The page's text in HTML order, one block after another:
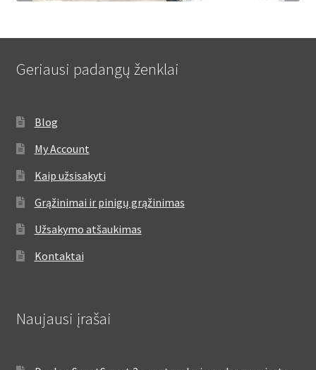
Geriausi padangų ženklai
Blog
My Account
Kaip užsisakyti
Grąžinimai ir pinigų grąžinimas
Užsakymo atšaukimas
Kontaktai
Naujausi įrašai